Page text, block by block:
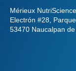
Mérieux
Electrón #28,
53470 Naucalpan de